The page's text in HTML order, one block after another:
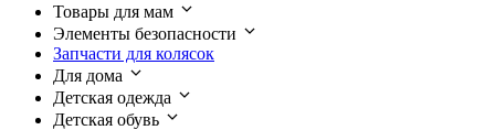
Товары для мам
Элементы безопасности
Запчасти для колясок
Для дома
Детская одежда
Детская обувь